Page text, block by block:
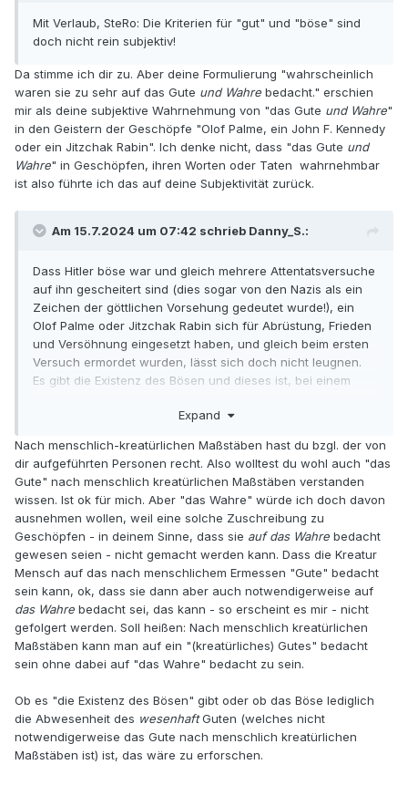
Mit Verlaub, SteRo: Die Kriterien für "gut" und "böse" sind
doch nicht rein subjektiv!
Da stimme ich dir zu. Aber deine Formulierung "wahrscheinlich
waren sie zu sehr auf das Gute und Wahre bedacht." erschien
mir als deine subjektive Wahrnehmung von "das Gute und Wahre"
in den Geistern der Geschöpfe "Olof Palme, ein John F. Kennedy
oder ein Jitzchak Rabin". Ich denke nicht, dass "das Gute und
Wahre" in Geschöpfen, ihren Worten oder Taten wahrnehmbar
ist also führte ich das auf deine Subjektivität zurück.
Am 15.7.2024 um 07:42 schrieb Danny_S.:
Dass Hitler böse war und gleich mehrere Attentatsversuche
auf ihn gescheitert sind (dies sogar von den Nazis als ein
Zeichen der göttlichen Vorsehung gedeutet wurde!), ein
Olof Palme oder Jitzchak Rabin sich für Abrüstung, Frieden
und Versöhnung eingesetzt haben, und gleich beim ersten
Versuch ermordet wurden, lässt sich doch nicht leugnen.
Es gibt die Existenz des Bösen und dieses ist, bei einem
während Leute, die sich für das Gute einsetzen, nicht
Expand
Nach menschlich-kreatürlichen Maßstäben hast du bzgl. der von
dir aufgeführten Personen recht. Also wolltest du wohl auch "das
Gute" nach menschlich kreatürlichen Maßstäben verstanden
wissen. Ist ok für mich. Aber "das Wahre" würde ich doch davon
ausnehmen wollen, weil eine solche Zuschreibung zu
Geschöpfen - in deinem Sinne, dass sie auf das Wahre bedacht
gewesen seien - nicht gemacht werden kann. Dass die Kreatur
Mensch auf das nach menschlichem Ermessen "Gute" bedacht
sein kann, ok, dass sie dann aber auch notwendigerweise auf
das Wahre bedacht sei, das kann - so erscheint es mir - nicht
gefolgert werden. Soll heißen: Nach menschlich kreatürlichen
Maßstäben kann man auf ein "(kreatürliches) Gutes" bedacht
sein ohne dabei auf "das Wahre" bedacht zu sein.
Ob es "die Existenz des Bösen" gibt oder ob das Böse lediglich
die Abwesenheit des wesenhaftGuten (welches nicht
notwendigerweise das Gute nach menschlich kreatürlichen
Maßstäben ist) ist, das wäre zu erforschen.